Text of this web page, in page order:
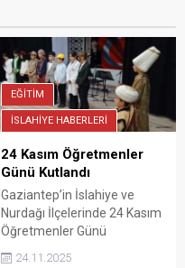
EĞİTİM
İSLAHİYE HABERLERİ
24 Kasım Öğretmenler
Günü Kutlandı
Gaziantep’in İslahiye ve
Nurdağı İlçelerinde 24 Kasım
Öğretmenler Günü
düzenlenen etkinliklerle
24.11.2025